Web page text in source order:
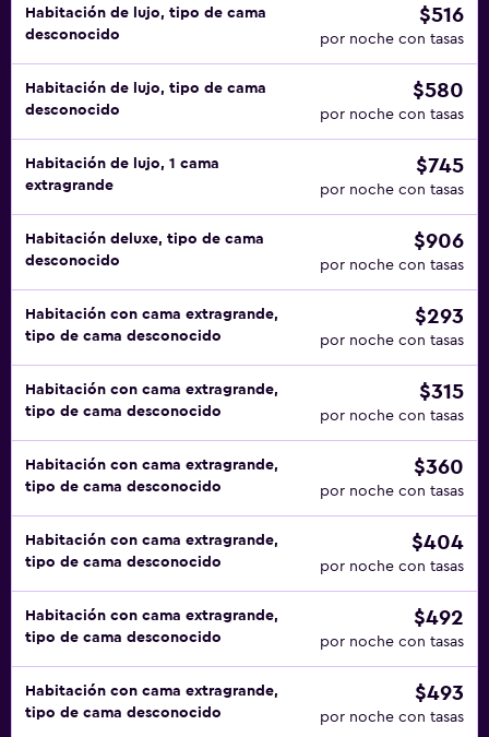
Habitación de lujo, tipo de cama
desconocido
$516
por noche con tasas
Habitación de lujo, tipo de cama
desconocido
$580
por noche con tasas
Habitación de lujo, 1 cama
extragrande
$745
por noche con tasas
Habitación deluxe, tipo de cama
desconocido
$906
por noche con tasas
Habitación con cama extragrande,
tipo de cama desconocido
$293
por noche con tasas
Habitación con cama extragrande,
tipo de cama desconocido
$315
por noche con tasas
Habitación con cama extragrande,
tipo de cama desconocido
$360
por noche con tasas
Habitación con cama extragrande,
tipo de cama desconocido
$404
por noche con tasas
Habitación con cama extragrande,
tipo de cama desconocido
$492
por noche con tasas
Habitación con cama extragrande,
tipo de cama desconocido
$493
por noche con tasas